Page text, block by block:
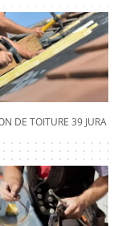
DE TOITURE 39 JURA